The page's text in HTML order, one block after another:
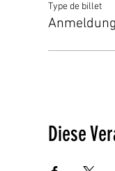
Was?
Beim
unsere
50 CHF
Type de billet
Anmeldung
Diese